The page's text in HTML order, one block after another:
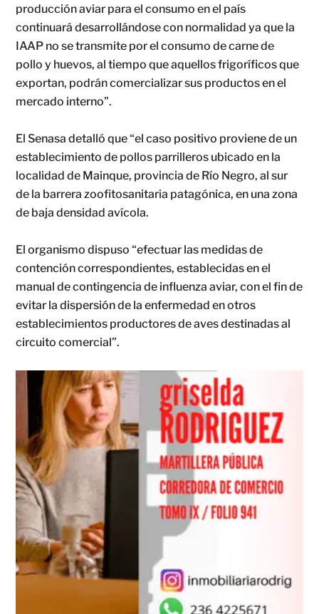
producción aviar para el consumo en el país
continuará desarrollándose con normalidad ya que la
IAAP no se transmite por el consumo de carne de
pollo y huevos, al tiempo que aquellos frigoríficos que
exportan, podrán comercializar sus productos en el
mercado interno”.
El Senasa detalló que “el caso positivo proviene de un
establecimiento de pollos parrilleros ubicado en la
localidad de Mainque, provincia de Río Negro, al sur
de la barrera zoofitosanitaria patagónica, en una zona
de baja densidad avícola.
El organismo dispuso “efectuar las medidas de
contención correspondientes, establecidas en el
manual de contingencia de influenza aviar, con el fin de
evitar la dispersión de la enfermedad en otros
establecimientos productores de aves destinadas al
circuito comercial”.